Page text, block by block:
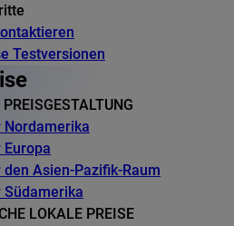
Testversionen
Nordamerika
Europa
den Asien-Pazifik-Raum
Südamerika
LOKALE PREISE